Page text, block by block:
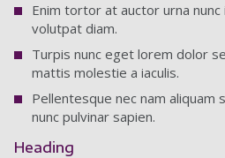
Enim tortor at auctor urna nunc
volutpat diam.
Turpis nunc eget lorem dolor
mattis molestie a iaculis.
Pellentesque nec nam aliquam
nunc pulvinar sapien.
Heading